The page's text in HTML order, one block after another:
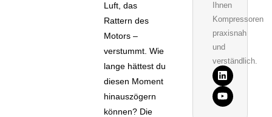
Luft, das
Rattern des
Motors –
verstummt. Wie
lange hättest du
diesen Moment
hinauszögern
können? Die
Ihnen
Kompressoren
praxisnah
und
verständlich.
L
i
n
k
Y
o
u
t